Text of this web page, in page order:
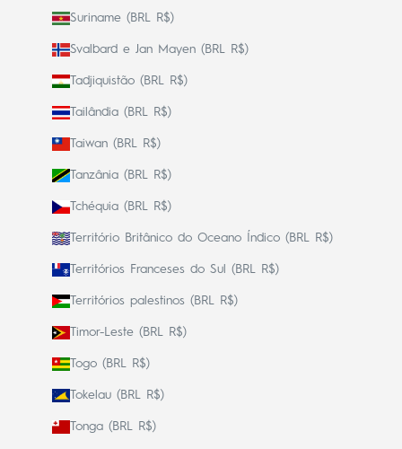
Suriname (BRL R$)
Svalbard e Jan Mayen (BRL R$)
Tadjiquistão (BRL R$)
Tailândia (BRL R$)
Taiwan (BRL R$)
Tanzânia (BRL R$)
Tchéquia (BRL R$)
Território Britânico do Oceano Índico (BRL R$)
Territórios Franceses do Sul (BRL R$)
Territórios palestinos (BRL R$)
Timor-Leste (BRL R$)
Togo (BRL R$)
Tokelau (BRL R$)
Tonga (BRL R$)